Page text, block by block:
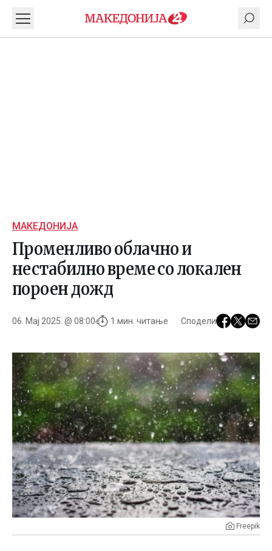
МАКЕДОНИЈА
Променливо облачно и
нестабилно време со локален
пороен дожд
06. Мај 2025. @ 08:00 1 мин. читање Сподели
Freepik